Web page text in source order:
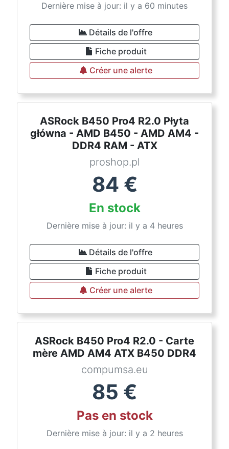
Dernière mise à jour: il y a 60 minutes
Détails de l'offre
Fiche produit
Créer une alerte
ASRock B450 Pro4 R2.0 Płyta
główna - AMD B450 - AMD AM4 -
DDR4 RAM - ATX
proshop.pl
84 €
En stock
Dernière mise à jour: il y a 4 heures
Détails de l'offre
Fiche produit
Créer une alerte
ASRock B450 Pro4 R2.0 - Carte
mère AMD AM4 ATX B450 DDR4
compumsa.eu
85 €
Pas en stock
Dernière mise à jour: il y a 2 heures